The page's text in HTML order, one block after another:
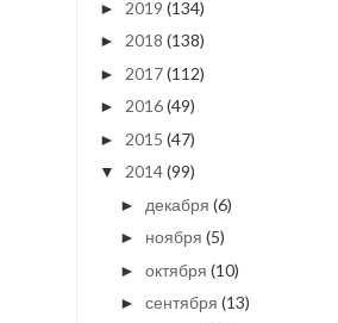
► 2019 (134)
► 2018 (138)
► 2017(112)
► 2016(49)
► 2015 (47)
▼ 2014(99)
► декабря (6)
► ноября (5)
► октября (10)
► сентября (13)